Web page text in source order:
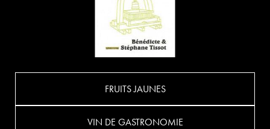
FRUITS JAUNES
VIN DE GASTRONOMIE